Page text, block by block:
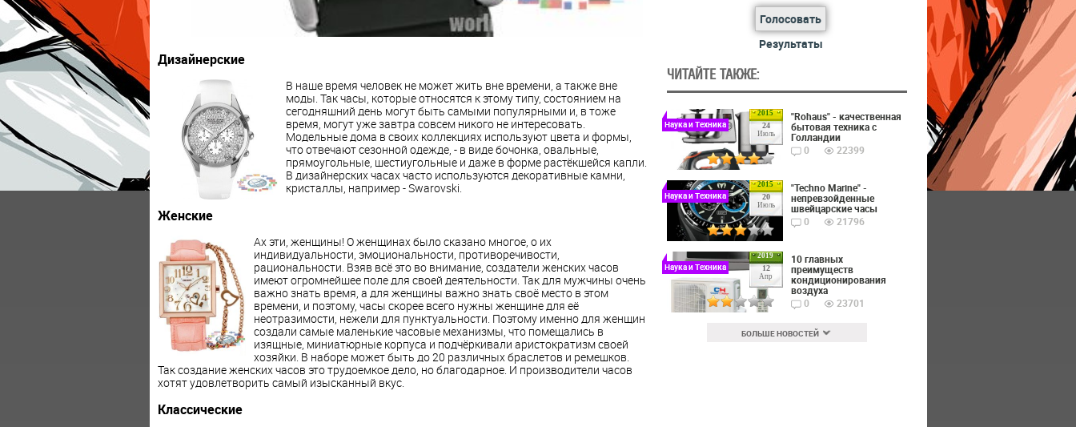
Дизайнерские
В наше время человек не может жить вне времени, а также вне
моды. Так часы, которые относятся к этому типу, состоянием на
сегодняшний день могут быть самыми популярными и, в тоже
время, могут уже завтра совсем никого не интересовать.
Модельные дома в своих коллекциях используют цвета и формы,
что отвечают сезонной одежде, - в виде бочонка, овальные,
прямоугольные, шестиугольные и даже в форме растёкшейся капли.
В дизайнерских часах часто используются декоративные камни,
кристаллы, например - Swarovski.
Женские
Ах эти, женщины! О женщинах было сказано многое, о их
индивидуальности, эмоциональности, противоречивости,
рациональности. Взяв всё это во внимание, создатели женских часов
имеют огромнейшее поле для своей деятельности. Так для мужчины очень
важно знать время, а для женщины важно знать своё место в этом
времени, и поэтому, часы скорее всего нужны женщине для её
неотразимости, нежели для пунктуальности. Поэтому именно для женщин
создали самые маленькие часовые механизмы, что помещались в
изящные, миниатюрные корпуса и подчёркивали аристократизм своей
хозяйки. В наборе может быть до 20 различных браслетов и ремешков.
Так создание женских часов это трудоемкое дело, но благодарное. И производители часов
хотят удовлетворить самый изысканный вкус.
Классические
Голосовать
Результаты
ЧИТАЙТЕ ТАКЖЕ:
2015
24
Июль
Наука и Техника
"Rohaus" - качественная
бытовая техника с
Голландии
0
22399
2015
20
Июль
Наука и Техника
"Techno Marine" -
непревзойденные
швейцарские часы
0
21796
2019
12
Апр
Наука и Техника
10 главных
преимуществ
кондиционирования
воздуха
0
23701
БОЛЬШЕ НОВОСТЕЙ